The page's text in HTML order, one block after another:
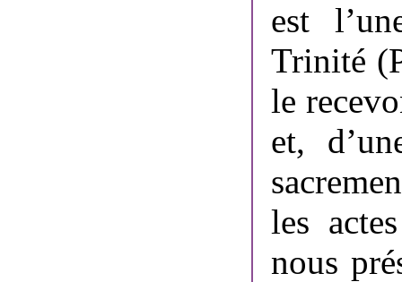
est
Trinité
le
et,
les
nous